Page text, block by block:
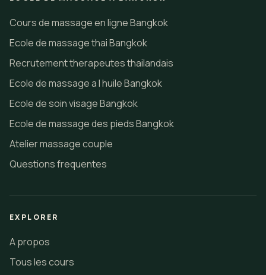
Cours de massage en ligne Bangkok
Ecole de massage thai Bangkok
Recrutement therapeutes thailandais
Ecole de massage a l huile Bangkok
Ecole de soin visage Bangkok
Ecole de massage des pieds Bangkok
Atelier massage couple
Questions frequentes
EXPLORER
A propos
Tous les cours